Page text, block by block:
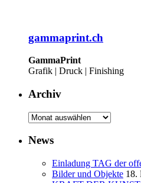
gammaprint.ch
GammaPrint
Grafik | Druck | Finishing
Archiv
Archiv
News
Einladung TAG der
Bilder und Objekte 18.